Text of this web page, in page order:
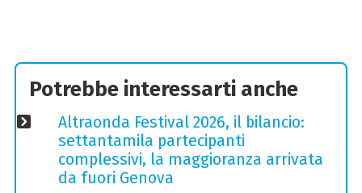
Potrebbe interessarti anche
Altraonda Festival 2026, il bilancio:
settantamila partecipanti
complessivi, la maggioranza arrivata
da fuori Genova